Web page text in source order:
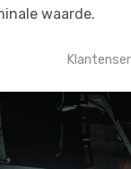
waarde.